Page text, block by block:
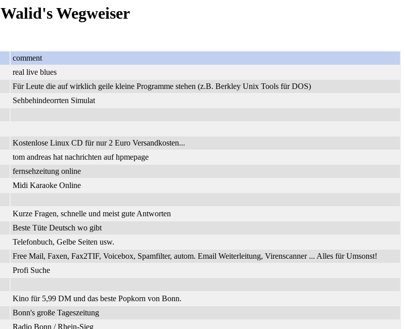
Walid's Wegweiser
comment
real live blues
Für Leute die auf wirklich geile kleine Programme stehen (z.B. Berkley Unix Tools für DOS)
Sehbehindeorrten Simulat
Kostenlose Linux CD für nur 2 Euro Versandkosten...
tom andreas hat nachrichten auf hpmepage
fernsehzeitung online
Midi Karaoke Online
Kurze Fragen, schnelle und meist gute Antworten
Beste Tüte Deutsch wo gibt
Telefonbuch, Gelbe Seiten usw.
Free Mail, Faxen, Fax2TIF, Voicebox, Spamfilter, autom. Email Weiterleitung, Virenscanner ... Alles für Umsonst!
Profi Suche
Kino für 5,99 DM und das beste Popkorn von Bonn.
Bonn's große Tageszeitung
Radio Bonn / Rhein-Sieg